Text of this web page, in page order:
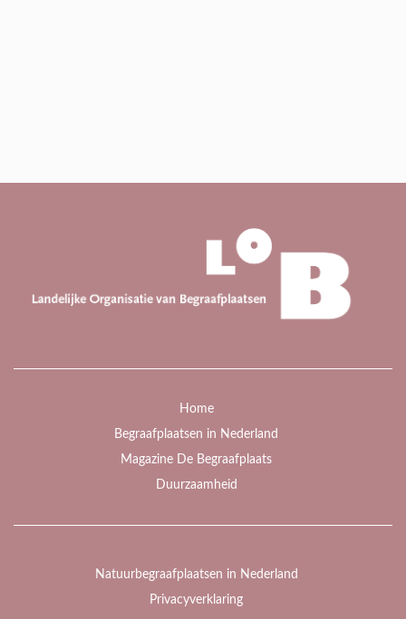
Home
Begraafplaatsen in Nederland
Magazine De Begraafplaats
Duurzaamheid
Natuurbegraafplaatsen in Nederland
Privacyverklaring